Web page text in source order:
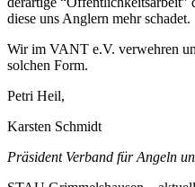
diese uns Anglern mehr schadet.
Wir im VANT e.V. verwehren
solchen Form.
Petri Heil,
Karsten Schmidt
Präsident Verband für Angeln